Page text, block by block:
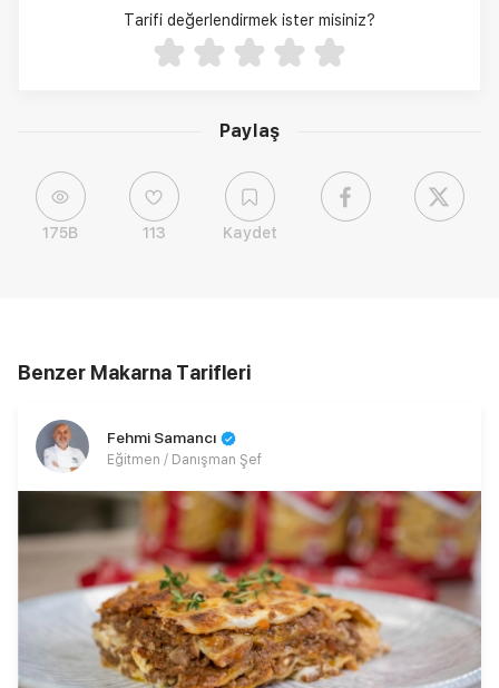
Paylaş
175B 113 Kaydet
Tarifi değerlendirmek ister misiniz?
Benzer Makarna Tarifleri
Fehmi Samancı
Eğitmen / Danışman Şef